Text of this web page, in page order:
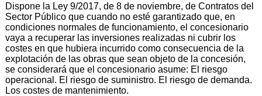
Dispone la Ley 9/2017, de 8 de noviembre, de Contratos del
Sector Público que cuando no esté garantizado que, en
condiciones normales de funcionamiento, el concesionario
vaya a recuperar las inversiones realizadas ni cubrir los
costes en que hubiera incurrido como consecuencia de la
explotación de las obras que sean objeto de la concesión,
se considerará que el concesionario asume: El riesgo
operacional. El riesgo de suministro. El riesgo de demanda.
Los costes de mantenimiento.